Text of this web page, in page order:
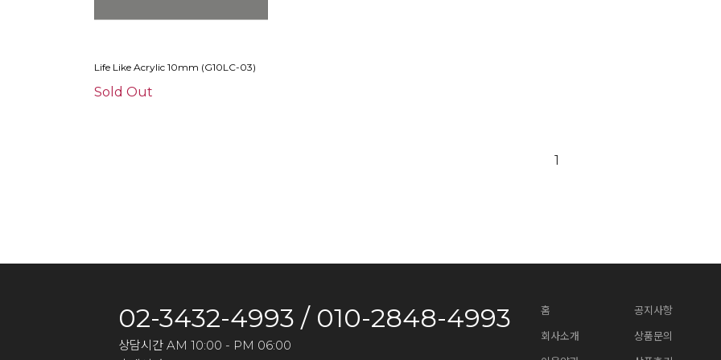
Life Like Acrylic 10mm (G10LC-03)
Sold Out
1
02-3432-4993 / 010-2848-4993
상담시간 AM 10:00 - PM 06:00
홈
회사소개
공지사항
상품문의